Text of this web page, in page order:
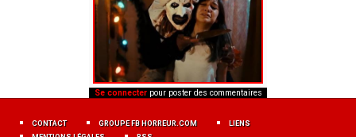
Se connecterpour poster des commentaires
FR
CONTACT GROUPE FB HORREUR.COM
LIENS